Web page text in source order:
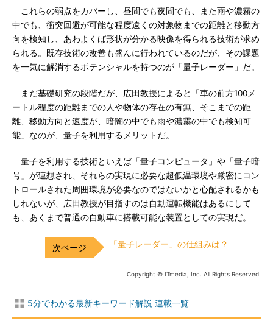
これらの弱点をカバーし、昼間でも夜間でも、また雨や濃霧の
中でも、衝突回避が可能な程度遠くの対象物までの距離と移動方
向を検知し、あわよくば形状が分かる映像を得られる技術が求め
られる。既存技術の改善も盛んに行われているのだが、その課題
を一気に解消するポテンシャルを持つのが「量子レーダー」だ。
まだ基礎研究の段階だが、広田教授によると「車の前方100メ
ートル程度の距離までの人や物体の存在の有無、そこまでの距
離、移動方向と速度が、暗闇の中でも雨や濃霧の中でも検知可
能」なのが、量子を利用するメリットだ。
量子を利用する技術といえば「量子コンピュータ」や「量子暗
号」が連想され、それらの実現に必要な超低温環境や厳密にコン
トロールされた周囲環境が必要なのではないかと心配されるかも
しれないが、広田教授が目指すのは自動運転機能はあるにして
も、あくまで普通の自動車に搭載可能な装置としての実現だ。
「量子レーダー」の仕組みは？
Copyright © ITmedia, Inc. All Rights Reserved.
5分でわかる最新キーワード解説 連載一覧